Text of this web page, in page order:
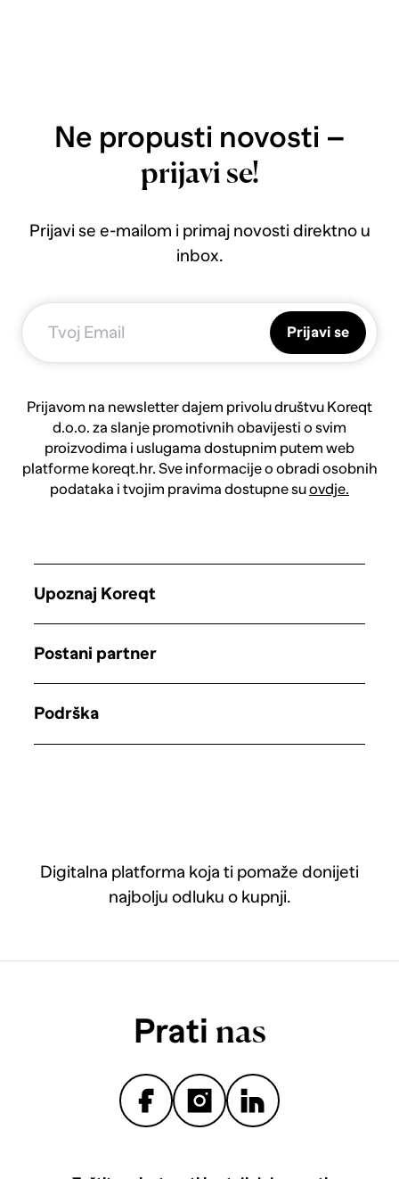
Ne propusti novosti –
prijavi se!
Prijavi se e-mailom i primaj novosti direktno u
inbox.
Prijavi se
Prijavom na newsletter dajem privolu društvu Koreqt
d.o.o. za slanje promotivnih obavijesti o svim
proizvodima i uslugama dostupnim putem web
platforme koreqt.hr. Sve informacije o obradi osobnih
podataka i tvojim pravima dostupne suovdje.
Digitalna platforma koja ti pomaže donijeti
najbolju odluku o kupnji.
Upoznaj Koreqt
Postani partner
Podrška
Prati nas